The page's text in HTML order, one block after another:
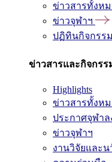
ข่าวสารทั้งห
ข่าวจุฬาฯ
ปฏิทินกิจกรรม
ข่าวสารและกิจกรร
Highlights
ข่าวสารทั้งห
ประกาศจุฬา
ข่าวจุฬาฯ
งานวิจัยและน